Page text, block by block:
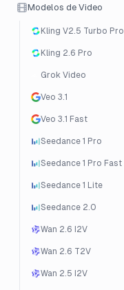
Modelos de Video
Kling V2.5 Turbo Pro
Kling 2.6 Pro
Grok Video
Veo 3.1
Veo 3.1 Fast
Seedance 1 Pro
Seedance 1 Pro Fast
Seedance 1 Lite
Seedance 2.0
Wan 2.6 I2V
Wan 2.6 T2V
Wan 2.5 I2V